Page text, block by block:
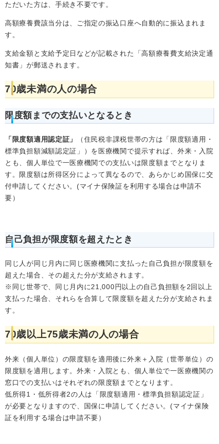
ただいた方は、手続き不要です。
高額療養費該当分は、ご指定の振込口座へ自動的に振込まれま
す。
支給金額と支給予定日などが記載された「高額療養費支給決定通
知書」が郵送されます。
70歳未満の人の場合
限度額までの支払いとなるとき
「限度額適用認定証」
（住民税非課税世帯の方は「限度額適用・
標準負担額減額認定証」）を医療機関で提示すれば、外来・入院
とも、個人単位で一医療機関での支払いは限度額までとなりま
す。限度額は所得区分によって異なるので、あらかじめ国保に交
付申請してください。(マイナ保険証を利用する場合は申請不
要）
自己負担が限度額を超えたとき
同じ人が同じ月内に同じ医療機関に支払った自己負担が限度額を
超えた場合、その超えた分が支給されます。
※同じ世帯で、同じ月内に21,000円以上の自己負担額を2回以上
支払った場合、それらを合算して限度額を超えた分が支給されま
す。
70歳以上75歳未満の人の場合
外来（個人単位）の限度額を適用後に外来＋入院（世帯単位）の
限度額を適用します。外来・入院とも、個人単位で一医療機関の
窓口での支払いはそれぞれの限度額までとなります。
低所得1・低所得者2の人は「限度額適用・標準負担額認定証」
が必要となりますので、国保に申請してください。(マイナ保険
証を利用する場合は申請不要）